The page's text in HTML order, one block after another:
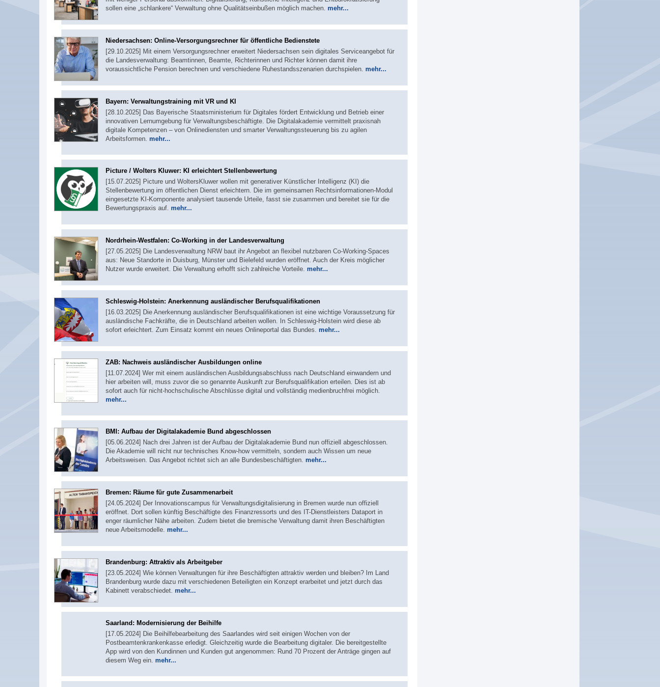
sollen eine „schlankere“ Verwaltung ohne Qualitätseinbußen möglich machen. mehr...
Niedersachsen: Online-Versorgungsrechner für öffentliche Bedienstete
[29.10.2025] Mit einem Versorgungsrechner erweitert Niedersachsen sein digitales Serviceangebot für
die Landesverwaltung: Beamtinnen, Beamte, Richterinnen und Richter können damit ihre
voraussichtliche Pension berechnen und verschiedene Ruhestandsszenarien durchspielen. mehr...
Bayern: Verwaltungstraining mit VR und KI
[28.10.2025] Das Bayerische Staatsministerium für Digitales fördert Entwicklung und Betrieb einer
innovativen Lernumgebung für Verwaltungsbeschäftigte. Die Digitalakademie vermittelt praxisnah
digitale Kompetenzen – von Onlinediensten und smarter Verwaltungssteuerung bis zu agilen
Arbeitsformen. mehr...
Picture / Wolters Kluwer: KI erleichtert Stellenbewertung
[15.07.2025] Picture und WoltersKluwer wollen mit generativer Künstlicher Intelligenz (KI) die
Stellenbewertung im öffentlichen Dienst erleichtern. Die im gemeinsamen Rechtsinformationen-Modul
eingesetzte KI-Komponente analysiert tausende Urteile, fasst sie zusammen und bereitet sie für die
Bewertungspraxis auf. mehr...
Nordrhein-Westfalen: Co-Working in der Landesverwaltung
[27.05.2025] Die Landesverwaltung NRW baut ihr Angebot an flexibel nutzbaren Co-Working-Spaces
aus: Neue Standorte in Duisburg, Münster und Bielefeld wurden eröffnet. Auch der Kreis möglicher
Nutzer wurde erweitert. Die Verwaltung erhofft sich zahlreiche Vorteile. mehr...
Schleswig-Holstein: Anerkennung ausländischer Berufsqualifikationen
[16.03.2025] Die Anerkennung ausländischer Berufsqualifikationen ist eine wichtige Voraussetzung für
ausländische Fachkräfte, die in Deutschland arbeiten wollen. In Schleswig-Holstein wird diese ab
sofort erleichtert. Zum Einsatz kommt ein neues Onlineportal das Bundes. mehr...
ZAB: Nachweis ausländischer Ausbildungen online
[11.07.2024] Wer mit einem ausländischen Ausbildungsabschluss nach Deutschland einwandern und
hier arbeiten will, muss zuvor die so genannte Auskunft zur Berufsqualifikation erteilen. Dies ist ab
sofort auch für nicht-hochschulische Abschlüsse digital und vollständig medienbruchfrei möglich.
mehr...
BMI: Aufbau der Digitalakademie Bund abgeschlossen
[05.06.2024] Nach drei Jahren ist der Aufbau der Digitalakademie Bund nun offiziell abgeschlossen.
Die Akademie will nicht nur technisches Know-how vermitteln, sondern auch Wissen um neue
Arbeitsweisen. Das Angebot richtet sich an alle Bundesbeschäftigten. mehr...
Bremen: Räume für gute Zusammenarbeit
[24.05.2024] Der Innovationscampus für Verwaltungsdigitalisierung in Bremen wurde nun offiziell
eröffnet. Dort sollen künftig Beschäftigte des Finanzressorts und des IT-Dienstleisters Dataport in
enger räumlicher Nähe arbeiten. Zudem bietet die bremische Verwaltung damit ihren Beschäftigten
neue Arbeitsmodelle. mehr...
Brandenburg: Attraktiv als Arbeitgeber
[23.05.2024] Wie können Verwaltungen für ihre Beschäftigten attraktiv werden und bleiben? Im Land
Brandenburg wurde dazu mit verschiedenen Beteiligten ein Konzept erarbeitet und jetzt durch das
Kabinett verabschiedet. mehr...
Saarland: Modernisierung der Beihilfe
[17.05.2024] Die Beihilfebearbeitung des Saarlandes wird seit einigen Wochen von der
Postbeamtenkrankenkasse erledigt. Gleichzeitig wurde die Bearbeitung digitaler. Die bereitgestellte
App wird von den Kundinnen und Kunden gut angenommen: Rund 70 Prozent der Anträge gingen auf
diesem Weg ein. mehr...